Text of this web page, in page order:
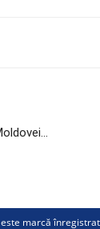
marcă